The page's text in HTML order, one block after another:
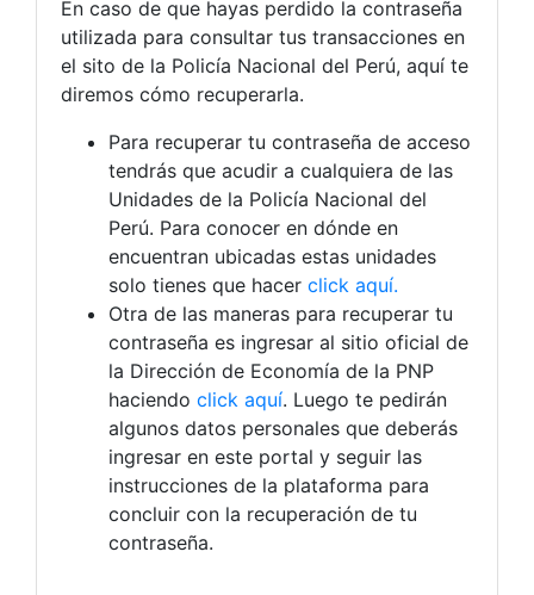
En caso de que hayas perdido la contraseña
utilizada para consultar tus transacciones en
el sito de la Policía Nacional del Perú, aquí te
diremos cómo recuperarla.
Para recuperar tu contraseña de acceso
tendrás que acudir a cualquiera de las
Unidades de la Policía Nacional del
Perú. Para conocer en dónde en
encuentran ubicadas estas unidades
solo tienes que hacer click aquí.
Otra de las maneras para recuperar tu
contraseña es ingresar al sitio oficial de
la Dirección de Economía de la PNP
haciendo click aquí. Luego te pedirán
algunos datos personales que deberás
ingresar en este portal y seguir las
instrucciones de la plataforma para
concluir con la recuperación de tu
contraseña.